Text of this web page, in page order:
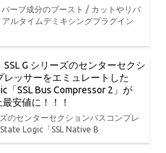
バーブ成分のブースト / カットやリバ
ルタイムデミキシングプラグイン
SSL G シリーズのセンターセクシ
レッサーをエミュレートした
「SSL Bus Compressor 2」が
安値に！！！
のセンターセクションバスコンプレ
Logic「SSL Native B